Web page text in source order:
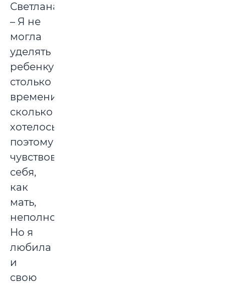
Светлана.
– Я не
могла
уделять
ребенку
столько
времени,
сколько
хотелось,
поэтому
чувствовала
себя,
как
мать,
неполноценно.
Но я
любила
и
свою